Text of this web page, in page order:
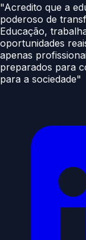
"Acredito que a
poderoso de
Educação,
oportunidades
apenas
preparados para
para a sociedade"